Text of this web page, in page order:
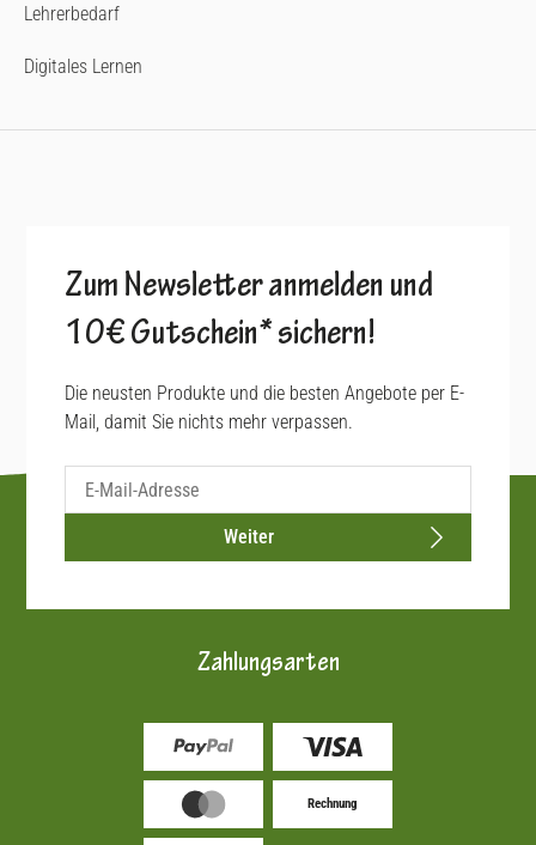
Lehrerbedarf
Digitales Lernen
Zum Newsletter anmelden und
10€ Gutschein* sichern!
Die neusten Produkte und die besten Angebote per E-
Mail, damit Sie nichts mehr verpassen.
Weiter
Zahlungsarten
Rechnung